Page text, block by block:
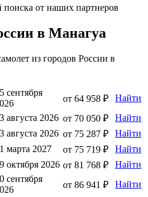
от наших партнеров
в Манагуа
из городов России в
сентября
от 64 958 ₽
Найти
августа 2026 от 70 050 ₽
Найти
августа 2026 от 75 287 ₽
Найти
марта 2027 от 75 719 ₽
Найти
октября 2026 от 81 768 ₽
Найти
сентября
от 86 941 ₽ Найти